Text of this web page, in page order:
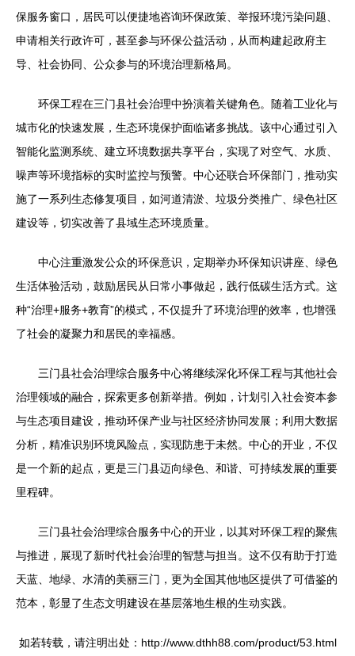
保服务窗口，居民可以便捷地咨询环保政策、举报环境污染问题、
申请相关行政许可，甚至参与环保公益活动，从而构建起政府主
导、社会协同、公众参与的环境治理新格局。
环保工程在三门县社会治理中扮演着关键角色。随着工业化与
城市化的快速发展，生态环境保护面临诸多挑战。该中心通过引入
智能化监测系统、建立环境数据共享平台，实现了对空气、水质、
噪声等环境指标的实时监控与预警。中心还联合环保部门，推动实
施了一系列生态修复项目，如河道清淤、垃圾分类推广、绿色社区
建设等，切实改善了县域生态环境质量。
中心注重激发公众的环保意识，定期举办环保知识讲座、绿色
生活体验活动，鼓励居民从日常小事做起，践行低碳生活方式。这
种“治理+服务+教育”的模式，不仅提升了环境治理的效率，也增强
了社会的凝聚力和居民的幸福感。
三门县社会治理综合服务中心将继续深化环保工程与其他社会
治理领域的融合，探索更多创新举措。例如，计划引入社会资本参
与生态项目建设，推动环保产业与社区经济协同发展；利用大数据
分析，精准识别环境风险点，实现防患于未然。中心的开业，不仅
是一个新的起点，更是三门县迈向绿色、和谐、可持续发展的重要
里程碑。
三门县社会治理综合服务中心的开业，以其对环保工程的聚焦
与推进，展现了新时代社会治理的智慧与担当。这不仅有助于打造
天蓝、地绿、水清的美丽三门，更为全国其他地区提供了可借鉴的
范本，彰显了生态文明建设在基层落地生根的生动实践。
如若转载，请注明出处：http://www.dthh88.com/product/53.html